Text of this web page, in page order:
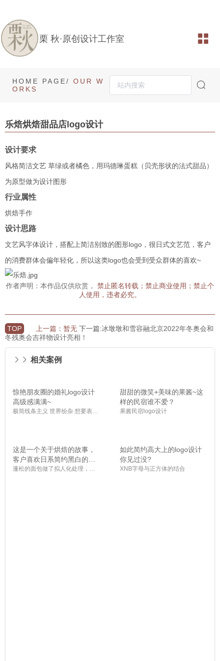
栗 秋·原创设计工作室
HOME PAGE/ OUR W
ORKS
乐焙烘焙甜品店logo设计
设计要求
风格简洁文艺 草绿或者橘色，用玛德琳蛋糕（贝壳形状的法式甜品）
为原型做为设计图形
行业属性
烘焙手作
设计思路
文艺风字体设计，搭配上简洁别致的图形logo，很日式文艺范，客户
的消费群体会偏年轻化，所以这类logo也会受到受众群体的喜欢~
作者声明：本作品仅供欣赏， 禁止匿名转载；禁止商业使用；禁止个
人使用，违者必究。
TOP 上一篇：暂无 下一篇:冰墩墩和雪容融北京2022年冬奥会和
冬残奥会吉祥物设计亮相！
相关案例
惊艳朋友圈的婚礼logo设计
高级感满满~
极简线条主义 世界纷杂 想要表达的却很简单，Qrd字母与花的结合
甜甜的微笑+美味的果酱~这
样的民宿谁不爱？
果酱民宿logo设计
这是一个关于烘焙的故事，
客户喜欢日系简约黑白的调
调
蓬松的面包做了拟人化处理，手拿擀面杖，软萌可爱的面包人，好想捏一捏
如此简约高大上的logo设计
你见过没?
XNB字母与正方体的结合